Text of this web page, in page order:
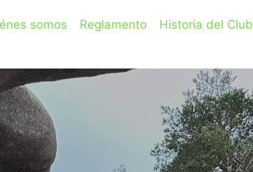
somos Reglamento Historia del Club